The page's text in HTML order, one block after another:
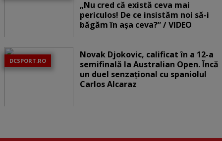
„Nu cred că există ceva mai
periculos! De ce insistăm noi să-i
băgăm în așa ceva?” / VIDEO
DCSPORT.RO
Novak Djokovic, calificat în a 12-a
semifinală la Australian Open. Încă
un duel senzațional cu spaniolul
Carlos Alcaraz